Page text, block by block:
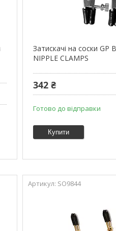
Затискачі на соски GP
NIPPLE CLAMPS
342 ₴
Готово до відправки
Купити
SO9844